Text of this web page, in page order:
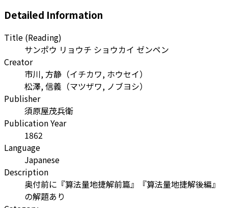
Detailed Information
Title (Reading)
サンポウ リョウチ ショウカイ ゼンペン
Creator
市川, 方静 （イチカワ, ホウセイ）
松澤, 信義 （マツザワ, ノブヨシ）
Publisher
須原屋茂兵衛
Publication Year
1862
Language
Japanese
Description
奥付前に『算法量地捷解前篇』『算法量地捷解後編』
の解題あり